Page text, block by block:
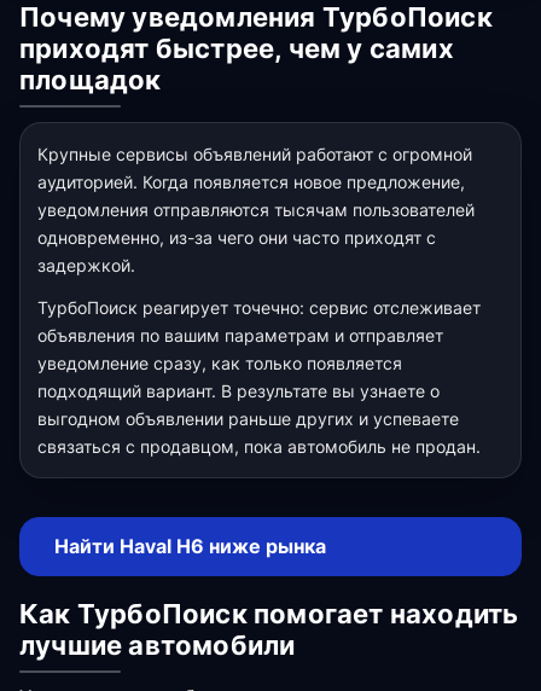
Почему уведомления ТурбоПоиск
приходят быстрее, чем у самих
площадок
Крупные сервисы объявлений работают с огромной
аудиторией. Когда появляется новое предложение,
уведомления отправляются тысячам пользователей
одновременно, из-за чего они часто приходят с
задержкой.
ТурбоПоиск реагирует точечно: сервис отслеживает
объявления по вашим параметрам и отправляет
уведомление сразу, как только появляется
подходящий вариант. В результате вы узнаете о
выгодном объявлении раньше других и успеваете
связаться с продавцом, пока автомобиль не продан.
Найти Haval H6 ниже рынка
Как ТурбоПоиск помогает находить
лучшие автомобили